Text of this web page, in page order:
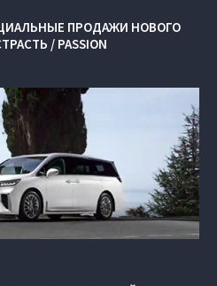
ПРОДАЖИ НОВОГО
/ PASSION